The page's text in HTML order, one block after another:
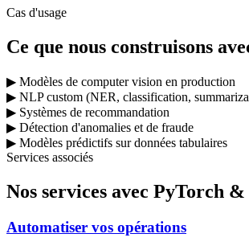
Cas d'usage
Ce que nous construisons
▶ Modèles de computer vision en production
▶ NLP custom (NER, classification,
▶ Systèmes de recommandation
▶ Détection d'anomalies et de fraude
▶ Modèles prédictifs sur données tabulaires
Services associés
Nos services avec PyTorch
Automatiser vos opérations